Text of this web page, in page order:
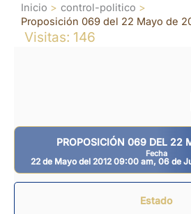
Inicio
control-politico
Proposición 069 del 22 Mayo de
Visitas: 146
PROPOSICIÓN 069 DEL 22
Fecha
22 de Mayo del 2012 09:00 am, 06 de
Estado